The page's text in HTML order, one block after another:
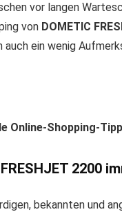
vor langen
von DOMETIC
ein wenig
Online-Shopping-
2200
bekannten und